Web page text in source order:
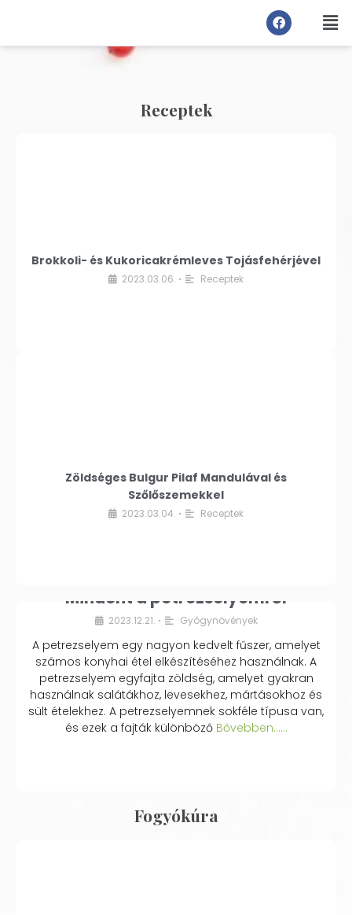
Receptek
Brokkoli- és Kukoricakrémleves Tojásfehérjével
2023.03.06. • Receptek
Zöldséges Bulgur Pilaf Mandulával és
Szőlőszemekkel
2023.03.04. • Receptek
Mindent a petrezselyemről
2023.12.21. • Gyógynövények
A petrezselyem egy nagyon kedvelt fűszer, amelyet
számos konyhai étel elkészítéséhez használnak. A
petrezselyem egyfajta zöldség, amelyet gyakran
használnak salátákhoz, levesekhez, mártásokhoz és
sült ételekhez. A petrezselyemnek sokféle típusa van,
és ezek a fajták különbözőBővebben...…
Fogyókúra